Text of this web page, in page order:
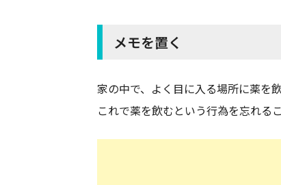
メモを置く
家の中で、よく目に入る場所に薬を
これで薬を飲むという行為を忘れる